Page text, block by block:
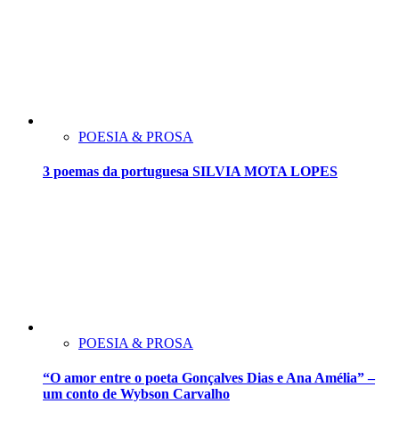
POESIA & PROSA
3 poemas da portuguesa SILVIA MOTA LOPES
POESIA & PROSA
“O amor entre o poeta Gonçalves Dias e Ana Amélia” –
um conto de Wybson Carvalho